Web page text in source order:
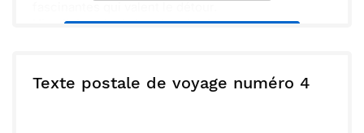
Hier, j'ai exploré des chemins inconnus et
souvent arrêté pour contempler ce qui m'entourait.
La beauté de ce lieu est époustouflante.
ou : Copier Recevoir par mail
Texte postale de voyage numéro 4